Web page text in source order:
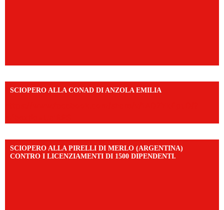
SCIOPERO ALLA CONAD DI ANZOLA EMILIA
SCIOPERO ALLA PIRELLI DI MERLO (ARGENTINA)
CONTRO I LICENZIAMENTI DI 1500 DIPENDENTI.